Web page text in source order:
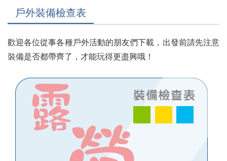
裝備租賃
高山協作服務
登山活動
雪山主東 三天兩夜悠遊樂活團 行程說明
嘉明湖-四天三夜悠遊樂活團 行程說明
馬來西亞-京那巴魯山五天四夜休閒登山
北大武山 三天兩夜休閒團 行程說明
溯溪活動
伊凱文登山學院
伊凱文登山學院 課程說明
雪地基礎訓練課程
初階登山訓練營
戶外裝備檢查表
戶外裝備檢查表
歡迎各位從事各種戶外活動的朋友們下載，出發前請先注意
裝備是否都帶齊了，才能玩得更盡興哦！